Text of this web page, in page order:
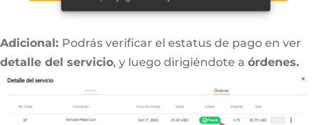
Adicional: Podrás verificar el estatus de pago en ver
detalle del servicio, y luego dirigiéndote a órdenes.